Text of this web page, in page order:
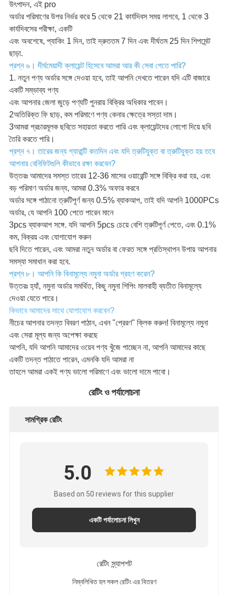
উৎপাদন, এই pro
অর্ডার পরিমাণের উপর নির্ভর করে 5 থেকে 21 কার্যদিবস সময় লাগবে, 1 থেকে 3
কার্যদিবসের পরীক্ষা, একটি
এবং অবশেষে, প্যাকিং 1 দিন, তাই দ্রুততম 7 দিন এবং দীর্ঘতম 25 দিন শিপমেন্ট
ছাড়া.
প্রশ্ন ৬। দীর্ঘমেয়াদী ক্লায়েন্ট হিসেবে আমরা আর কী সেবা পেতে পারি?
1. নতুন পণ্য অর্ডার সঙ্গে দেওয়া হবে, তাই আপনি দেখতে পারেন যদি এটি বাজারে
একটি সম্ভাব্য পণ্য
এবং আপনার জেলা জুড়ে পণ্যটি পুনরায় বিক্রির অধিকার পাবেন।
2অতিরিক্ত ফি ছাড়, কম পরিমাণে পণ্য কেনার ক্ষেত্রে সস্তা দাম।
3আমরা প্রচারমূলক ছবিতে সহায়তা করতে পারি এবং ক্লায়েন্টদের লোগো দিয়ে ছবি
তৈরি করতে পারি।
প্রশ্ন ৭। তারের জন্য গ্যারান্টি কতদিন এবং যদি ত্রুটিযুক্ত বা ত্রুটিযুক্ত হয় তবে
আপনার বেনিফিটগুলি কীভাবে রক্ষা করবেন?
উত্তরঃ আমাদের সমস্ত তারের 12-36 মাসের ওয়ারেন্টি সঙ্গে বিক্রি করা হয়, এবং
বড় পরিমাণ অর্ডার জন্য, আমরা 0.3% অফার করবে
অর্ডার সঙ্গে পাঠানো ত্রুটিপূর্ণ জন্য 0.5% ব্যাকআপ, তাই যদি আপনি 1000PCs
অর্ডার, যে আপনি 100 পেতে পারেন মানে
3pcs ব্যাকআপ সঙ্গে. যদি আপনি 5pcs চেয়ে বেশি ত্রুটিপূর্ণ পেতে, এবং 0.1%
কম, বিক্রয় এবং যোগাযোগ করুন
ছবি দিতে পারেন, এবং আমরা নতুন অর্ডার বা ফেরত সঙ্গে প্রতিস্থাপন উপায় আপনার
সমস্যা সমাধান করা হবে.
প্রশ্ন ৮। আপনি কি বিনামূল্যে নমুনা অর্ডার গ্রহণ করেন?
উত্তরঃ হ্যাঁ, নমুনা অর্ডার সমর্থিত, কিছু নমুনা শিপিং মালবাহী ব্যতীত বিনামূল্যে
দেওয়া যেতে পারে।
কিভাবে আমাদের সাথে যোগাযোগ করবেন?
নীচের আপনার তদন্ত বিবরণ পাঠান, এখন "প্রেরণ" ক্লিক করুন! বিনামূল্যে নমুনা
এবং সেরা মূল্য জন্য অপেক্ষা করছে
আপনি, যদি আপনি আমাদের ওয়েব পণ্য খুঁজে পাচ্ছেন না, আপনি আমাদের কাছে
একটি তদন্ত পাঠাতে পারেন, এমনকি যদি আমরা না
তাহলে আমরা একই পণ্য ভালো পরিমাণে এবং ভালো দামে পাবো।
রেটিং ও পর্যালোচনা
সামগ্রিক রেটিং
5.0
Based on 50 reviews for this supplier
একটি পর্যালোচনা লিখুন
রেটিং স্ন্যাপশট
নিম্নলিখিত হল সকল রেটিং এর বিতরণ